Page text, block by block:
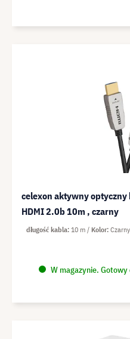
celexon aktywny optyczny
HDMI 2.0b 10m , czarny
W magazynie.
długość kabla 10 m Kolor Czarny